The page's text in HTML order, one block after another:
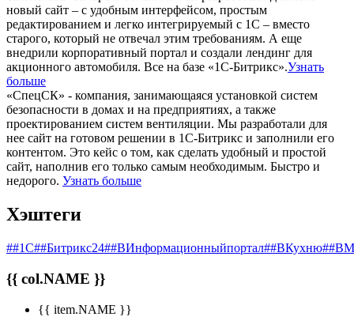
новый сайт – с удобным интерфейсом, простым
редактированием и легко интегрируемый с 1С – вместо
старого, который не отвечал этим требованиям. А еще
внедрили корпоративный портал и создали лендинг для
акционного автомобиля. Все на базе «1С-Битрикс».Узнать
больше
«СпецСК» - компания, занимающаяся установкой систем
безопасности в домах и на предприятиях, а также
проектированием систем вентиляции. Мы разработали для
нее сайт на готовом решении в 1С-Битрикс и заполнили его
контентом. Это кейс о том, как сделать удобный и простой
сайт, наполнив его только самым необходимым. Быстро и
недорого. Узнать больше
Хэштеги
##1С##Битрикс24##ВИнформационныйпортал##ВКухню
{{ col.NAME }}
{{ item.NAME }}